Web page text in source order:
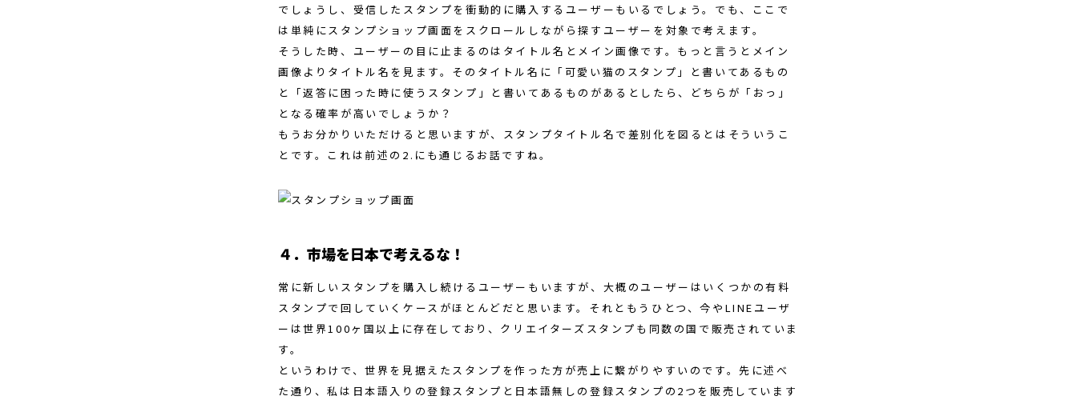
でしょうし、受信したスタンプを衝動的に購入するユーザーもいるでしょう。でも、ここで
は単純にスタンプショップ画面をスクロールしながら探すユーザーを対象で考えます。
そうした時、ユーザーの目に止まるのはタイトル名とメイン画像です。もっと言うとメイン
画像よりタイトル名を見ます。そのタイトル名に「可愛い猫のスタンプ」と書いてあるもの
と「返答に困った時に使うスタンプ」と書いてあるものがあるとしたら、どちらが「おっ」
となる確率が高いでしょうか？
もうお分かりいただけると思いますが、スタンプタイトル名で差別化を図るとはそういうこ
とです。これは前述の2.にも通じるお話ですね。
４．市場を日本で考えるな！
常に新しいスタンプを購入し続けるユーザーもいますが、大概のユーザーはいくつかの有料
スタンプで回していくケースがほとんどだと思います。それともうひとつ、今やLINEユーザ
ーは世界100ヶ国以上に存在しており、クリエイターズスタンプも同数の国で販売されていま
す。
というわけで、世界を見据えたスタンプを作った方が売上に繋がりやすいのです。先に述べ
た通り、私は日本語入りの登録スタンプと日本語無しの登録スタンプの2つを販売しています